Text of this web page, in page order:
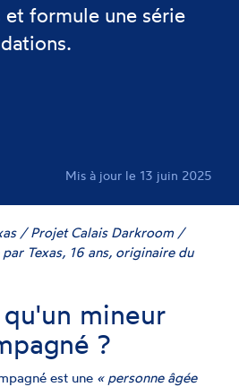
et formule une série
Mis à jour le 13 juin 2025
/ Projet Calais Darkroom /
Texas, 16 ans, originaire du
mineur
?
est une « personne âgée